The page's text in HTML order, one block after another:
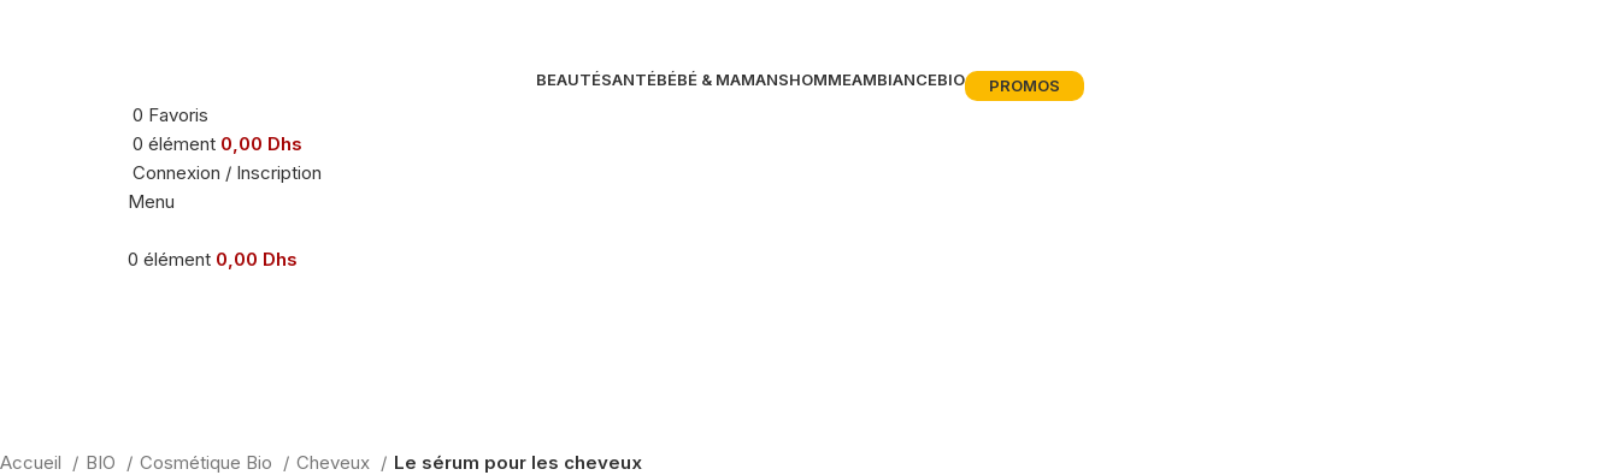
BEAUTÉSANTÉBÉBÉ & MAMANSHOMMEAMBIANCEBIO PROMOS
0 Favoris
0 élément 0,00 Dhs
Connexion / Inscription
Menu
0 élément 0,00 Dhs
Accueil BIO Cosmétique Bio Cheveux
Le sérum pour les cheveux